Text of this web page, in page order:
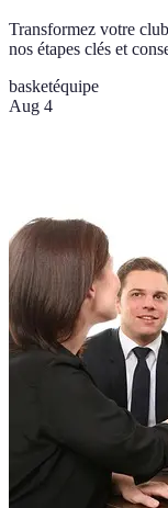
Transformez votre
nos étapes clés et
basketéquipe
Aug 4